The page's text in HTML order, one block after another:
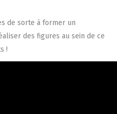
de sorte à former un
des figures au sein de ce
!